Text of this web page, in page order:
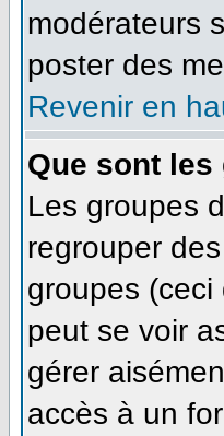
modérateurs
poster des
Revenir en
Que sont
Les groupes
regrouper
groupes
peut se voir
gérer
accès à un